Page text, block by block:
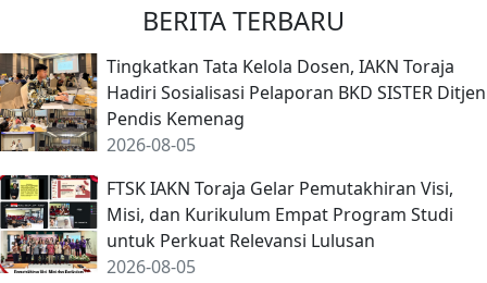
BERITA TERBARU
Tingkatkan Tata Kelola Dosen, IAKN Toraja
Hadiri Sosialisasi Pelaporan BKD SISTER Ditjen
Pendis Kemenag
2026-08-05
FTSK IAKN Toraja Gelar Pemutakhiran Visi,
Misi, dan Kurikulum Empat Program Studi
untuk Perkuat Relevansi Lulusan
2026-08-05